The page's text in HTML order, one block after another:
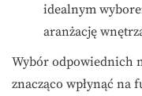
idealnym
aranżację
Wybór odpowiednich
znacząco wpłynąć na